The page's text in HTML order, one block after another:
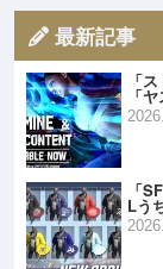
最新記事
「
「
「
Lう